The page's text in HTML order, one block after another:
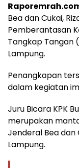
Bea dan Cukai,
Pemberantasan
Tangkap Tangan
Lampung.
Penangkapan
dalam kegiatan
Juru Bicara KPK
merupakan
Jenderal Bea dan
Lampung.